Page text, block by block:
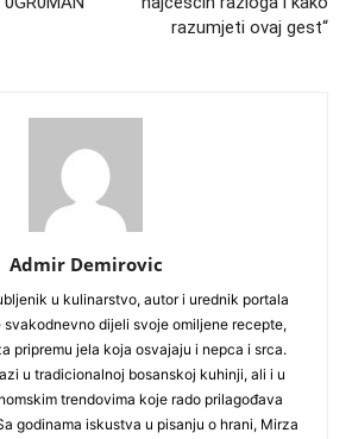
razumjeti ovaj gest“
Admir Demirovic
u kulinarstvo, autor i urednik portala
svakodnevno dijeli svoje omiljene recepte,
pripremu jela koja osvajaju i nepca i srca.
u tradicionalnoj bosanskoj kuhinji, ali i u
trendovima koje rado prilagođava
godinama iskustva u pisanju o hrani, Mirza